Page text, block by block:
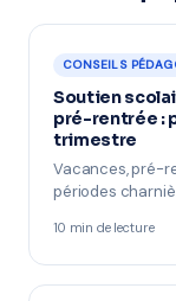
CONSEILS
Soutien
pré-rentrée :
trimestre
Vacances, pré-
périodes
10 min de lecture